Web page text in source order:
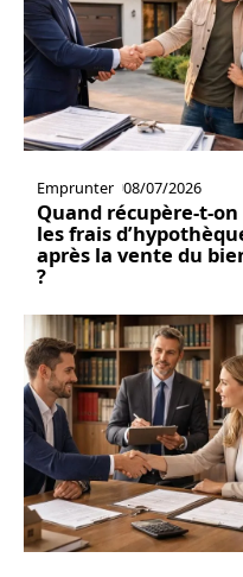
Emprunter 08/07/2026
Quand récupère-t-on
les frais
après la vente du
?